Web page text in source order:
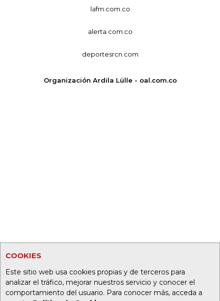
COOKIES
Este sitio web usa cookies propias y de terceros para
analizar el tráfico, mejorar nuestros servicio y conocer el
comportamiento del usuario. Para conocer más, acceda a
lafm.com.co
alerta.com.co
deportesrcn.com
Organización Ardila Lülle - oal.com.co